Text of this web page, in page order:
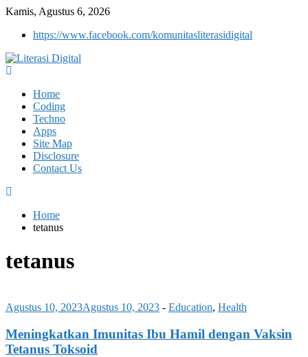
Kamis, Agustus 6, 2026
https://www.facebook.com/komunitasliterasidigital
Home
Coding
Techno
Apps
Site Map
Disclosure
Contact Us
Home
tetanus
tetanus
Agustus 10, 2023Agustus 10, 2023 - Education, Health
Meningkatkan Imunitas Ibu Hamil dengan Vaksin
Tetanus Toksoid